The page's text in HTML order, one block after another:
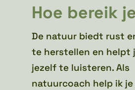
Hoe bereik
De natuur biedt rust
te herstellen en helpt
jezelf te luisteren. Als
natuurcoach help ik